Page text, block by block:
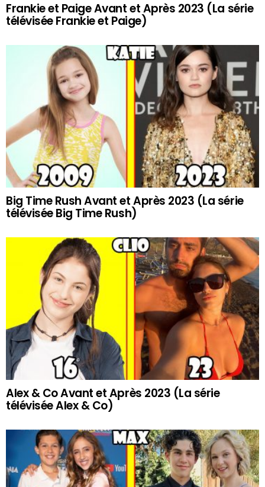
Frankie et Paige Avant et Après 2023 (La série
télévisée Frankie et Paige)
Big Time Rush Avant et Après 2023 (La série
télévisée Big Time Rush)
Alex & Co Avant et Après 2023 (La série
télévisée Alex & Co)